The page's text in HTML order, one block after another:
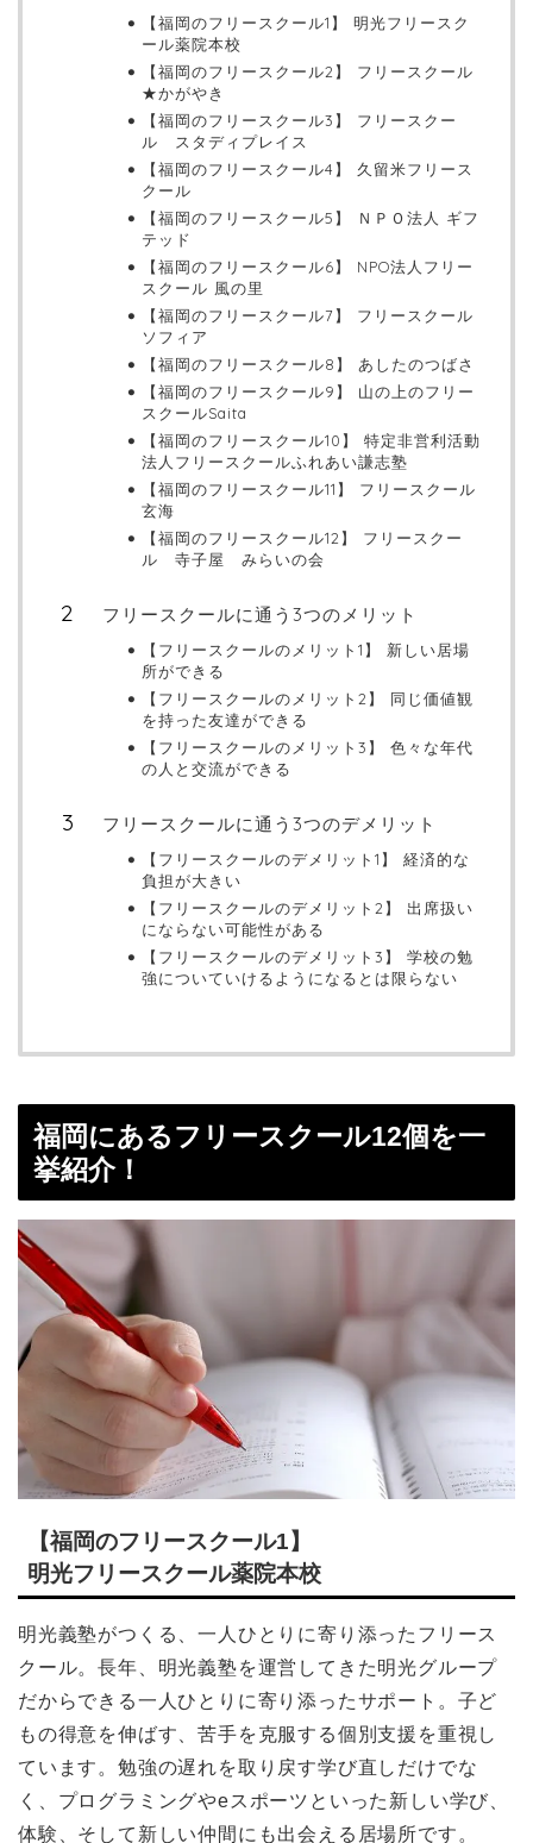
【福岡のフリースクール1】 明光フリースク
ール薬院本校
【福岡のフリースクール2】 フリースクール
★かがやき
【福岡のフリースクール3】 フリースクー
ル スタディプレイス
【福岡のフリースクール4】 久留米フリース
クール
【福岡のフリースクール5】 ＮＰＯ法人 ギフ
テッド
【福岡のフリースクール6】 NPO法人フリー
スクール 風の里
【福岡のフリースクール7】 フリースクール
ソフィア
【福岡のフリースクール8】 あしたのつばさ
【福岡のフリースクール9】 山の上のフリー
スクールSaita
【福岡のフリースクール10】 特定非営利活動
法人フリースクールふれあい謙志塾
【福岡のフリースクール11】 フリースクール
玄海
【福岡のフリースクール12】 フリースクー
ル 寺子屋 みらいの会
フリースクールに通う3つのメリット
【フリースクールのメリット1】 新しい居場
所ができる
【フリースクールのメリット2】 同じ価値観
を持った友達ができる
【フリースクールのメリット3】 色々な年代
の人と交流ができる
フリースクールに通う3つのデメリット
【フリースクールのデメリット1】 経済的な
負担が大きい
【フリースクールのデメリット2】 出席扱い
にならない可能性がある
【フリースクールのデメリット3】 学校の勉
強についていけるようになるとは限らない
福岡にあるフリースクール12個を一
挙紹介！
【福岡のフリースクール1】
明光フリースクール薬院本校
明光義塾がつくる、一人ひとりに寄り添ったフリース
クール。長年、明光義塾を運営してきた明光グループ
だからできる一人ひとりに寄り添ったサポート。子ど
もの得意を伸ばす、苦手を克服する個別支援を重視し
ています。勉強の遅れを取り戻す学び直しだけでな
く、プログラミングやeスポーツといった新しい学び、
体験、そして新しい仲間にも出会える居場所です。